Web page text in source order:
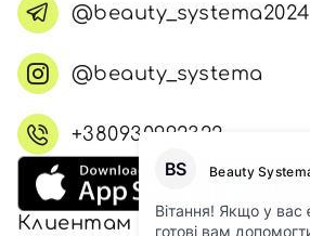
@beauty_systema2024
@beauty_systema
+380930992322
Клиентам